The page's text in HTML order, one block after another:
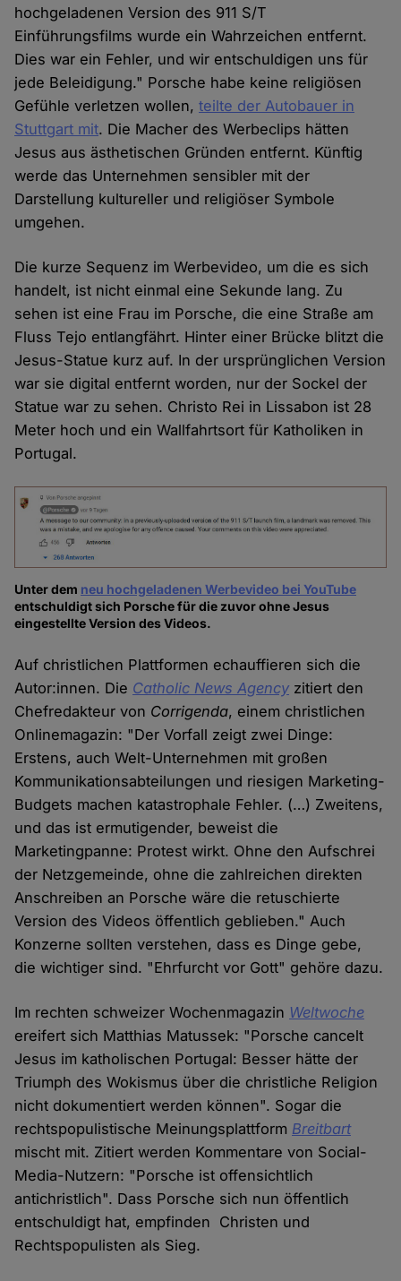
hochgeladenen Version des 911 S/T
Einführungsfilms wurde ein Wahrzeichen entfernt.
Dies war ein Fehler, und wir entschuldigen uns für
jede Beleidigung." Porsche habe keine religiösen
Gefühle verletzen wollen,teilte der Autobauer in
Stuttgart mit. Die Macher des Werbeclips hätten
Jesus aus ästhetischen Gründen entfernt. Künftig
werde das Unternehmen sensibler mit der
Darstellung kultureller und religiöser Symbole
umgehen.
Die kurze Sequenz im Werbevideo, um die es sich
handelt, ist nicht einmal eine Sekunde lang. Zu
sehen ist eine Frau im Porsche, die eine Straße am
Fluss Tejo entlangfährt. Hinter einer Brücke blitzt die
Jesus-Statue kurz auf. In der ursprünglichen Version
war sie digital entfernt worden, nur der Sockel der
Statue war zu sehen. Christo Rei in Lissabon ist 28
Meter hoch und ein Wallfahrtsort für Katholiken in
Portugal.
Unter dem neu hochgeladenen Werbevideo bei YouTube
entschuldigt sich Porsche für die zuvor ohne Jesus
eingestellte Version des Videos.
Auf christlichen Plattformen echauffieren sich die
Autor:innen. Die Catholic News Agency zitiert den
Chefredakteur von Corrigenda, einem christlichen
Onlinemagazin: "Der Vorfall zeigt zwei Dinge:
Erstens, auch Welt-Unternehmen mit großen
Kommunikationsabteilungen und riesigen Marketing-
Budgets machen katastrophale Fehler. (…) Zweitens,
und das ist ermutigender, beweist die
Marketingpanne: Protest wirkt. Ohne den Aufschrei
der Netzgemeinde, ohne die zahlreichen direkten
Anschreiben an Porsche wäre die retuschierte
Version des Videos öffentlich geblieben." Auch
Konzerne sollten verstehen, dass es Dinge gebe,
die wichtiger sind. "Ehrfurcht vor Gott" gehöre dazu.
Im rechten schweizer Wochenmagazin Weltwoche
ereifert sich Matthias Matussek: "Porsche cancelt
Jesus im katholischen Portugal: Besser hätte der
Triumph des Wokismus über die christliche Religion
nicht dokumentiert werden können". Sogar die
rechtspopulistische Meinungsplattform Breitbart
mischt mit. Zitiert werden Kommentare von Social-
Media-Nutzern: "Porsche ist offensichtlich
antichristlich". Dass Porsche sich nun öffentlich
entschuldigt hat, empfinden Christen und
Rechtspopulisten als Sieg.